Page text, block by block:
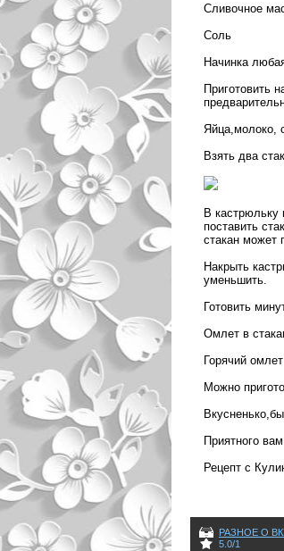
Сливочное
Соль
Начинка
Приготовить
Яйца,молоко,
Взять два
В кастрюльку
поставить
стакан может
Накрыть
уменьшить.
Готовить
Омлет в
Горячий
Можно
Приятного
Рецепт с
РАЗНОЕ О
5.0/1